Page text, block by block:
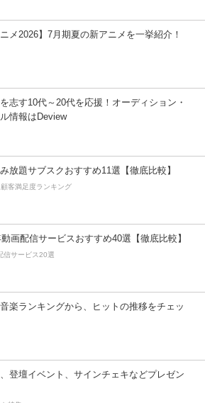
ニメ2026】7月期夏の新アニメを一挙紹介！
志す10代～20代を応援！オーディション・
情報はDeview
放題サブスクおすすめ11選【徹底比較】
客満足度ランキング
画配信サービスおすすめ40選【徹底比較】
信サービス20選
楽ランキングから、ヒットの推移をチェッ
登壇イベント、サインチェキなどプレゼン